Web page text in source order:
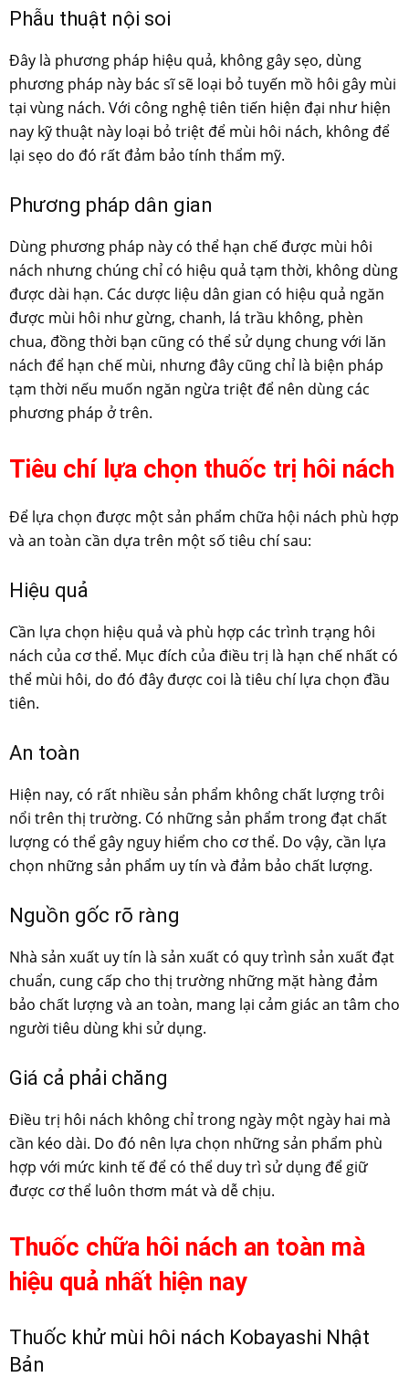
Phẫu thuật nội soi
Đây là phương pháp hiệu quả, không gây sẹo, dùng
phương pháp này bác sĩ sẽ loại bỏ tuyến mồ hôi gây mùi
tại vùng nách. Với công nghệ tiên tiến hiện đại như hiện
nay kỹ thuật này loại bỏ triệt để mùi hôi nách, không để
lại sẹo do đó rất đảm bảo tính thẩm mỹ.
Phương pháp dân gian
Dùng phương pháp này có thể hạn chế được mùi hôi
nách nhưng chúng chỉ có hiệu quả tạm thời, không dùng
được dài hạn. Các dược liệu dân gian có hiệu quả ngăn
được mùi hôi như gừng, chanh, lá trầu không, phèn
chua, đồng thời bạn cũng có thể sử dụng chung với lăn
nách để hạn chế mùi, nhưng đây cũng chỉ là biện pháp
tạm thời nếu muốn ngăn ngừa triệt để nên dùng các
phương pháp ở trên.
Tiêu chí lựa chọn thuốc trị hôi nách
Để lựa chọn được một sản phẩm chữa hội nách phù hợp
và an toàn cần dựa trên một số tiêu chí sau:
Hiệu quả
Cần lựa chọn hiệu quả và phù hợp các trình trạng hôi
nách của cơ thể. Mục đích của điều trị là hạn chế nhất có
thể mùi hôi, do đó đây được coi là tiêu chí lựa chọn đầu
tiên.
An toàn
Hiện nay, có rất nhiều sản phẩm không chất lượng trôi
nổi trên thị trường. Có những sản phẩm trong đạt chất
lượng có thể gây nguy hiểm cho cơ thể. Do vậy, cần lựa
chọn những sản phẩm uy tín và đảm bảo chất lượng.
Nguồn gốc rõ ràng
Nhà sản xuất uy tín là sản xuất có quy trình sản xuất đạt
chuẩn, cung cấp cho thị trường những mặt hàng đảm
bảo chất lượng và an toàn, mang lại cảm giác an tâm cho
người tiêu dùng khi sử dụng.
Giá cả phải chăng
Điều trị hôi nách không chỉ trong ngày một ngày hai mà
cần kéo dài. Do đó nên lựa chọn những sản phẩm phù
hợp với mức kinh tế để có thể duy trì sử dụng để giữ
được cơ thể luôn thơm mát và dễ chịu.
Thuốc chữa hôi nách an toàn mà
hiệu quả nhất hiện nay
Thuốc khử mùi hôi nách Kobayashi Nhật
Bản